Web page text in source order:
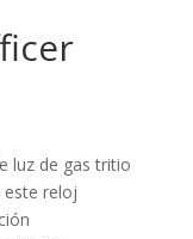
luz de gas tritio
este reloj